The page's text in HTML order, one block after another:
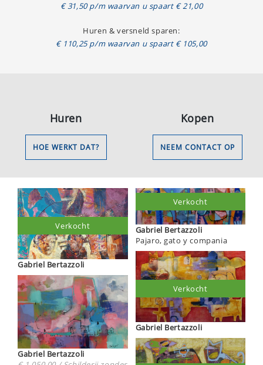
€ 31,50 p/m waarvan u spaart € 21,00
Huren & versneld sparen:
€ 110,25 p/m waarvan u spaart € 105,00
Huren
HOE WERKT DAT?
Kopen
NEEM CONTACT OP
Gabriel Bertazzoli
Verkocht
Gabriel Bertazzoli
Gabriel Bertazzoli
Pajaro, gato y compania
Verkocht
Gabriel Bertazzoli
Verkocht